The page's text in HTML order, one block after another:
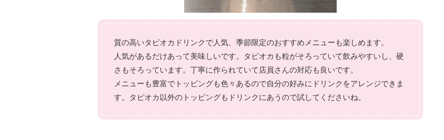
質の高いタピオカドリンクで人気、季節限定のおすすめメニューも楽しめます。
人気があるだけあって美味しいです。タピオカも粒がそろっていて飲みやすいし、硬
さもそろっています。丁寧に作られていて店員さんの対応も良いです。
メニューも豊富でトッピングも色々あるので自分の好みにドリンクをアレンジできま
す。タピオカ以外のトッピングもドリンクにあうので試してくださいね。